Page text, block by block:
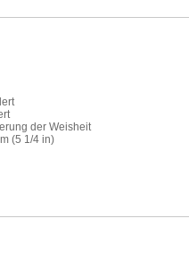
der Weisheit
(5 1/4 in)